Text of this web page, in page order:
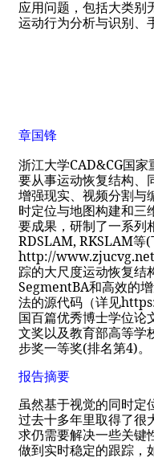
应用问题，包括大类别
运动行为分析与识别、
章国锋
浙江大学CAD&CG国家
要从事运动恢复结构、
增强现实、视频分割与
时定位与地图构建和三
要成果，研制了一系列
RDSLAM, RKSLAM等(
http://
踪的大尺度运动恢复结
SegmentBA和高效的
法的源代码（详见
国百篇优秀博士学位论
文奖以及教育部高等学
步奖一等奖(排名第4)。
报告摘要
虽然基于视觉的同时定
过去十多年里取得了很
求仍需要解决一些关键
做到实时稳定的跟踪，